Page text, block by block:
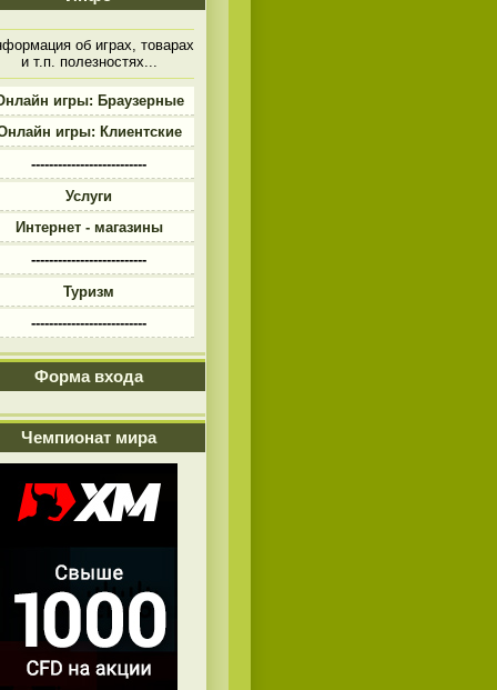
об играх, товарах
и т.п. полезностях...
игры: Браузерные
игры: Клиентские
--------------------------
Услуги
Интернет - магазины
--------------------------
Туризм
--------------------------
Форма входа
Чемпионат мира